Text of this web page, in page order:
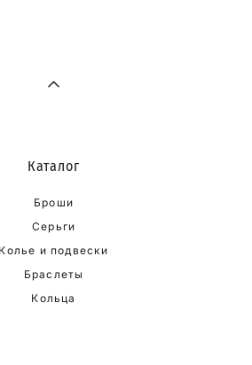
Каталог
Броши
Серьги
Колье и подвески
Браслеты
Кольца